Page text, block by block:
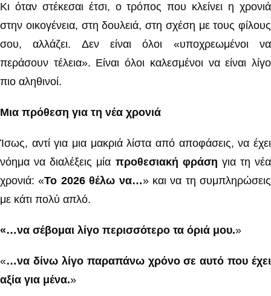
Κι όταν στέκεσαι έτσι, ο τρόπος που κλείνει η χρονιά
στην οικογένεια, στη δουλειά, στη σχέση με τους φίλους
σου, αλλάζει. Δεν είναι όλοι «υποχρεωμένοι να
περάσουν τέλεια». Είναι όλοι καλεσμένοι να είναι λίγο
πιο αληθινοί.
Μια πρόθεση για τη νέα χρονιά
Ίσως, αντί για μια μακριά λίστα από αποφάσεις, να έχει
νόημα να διαλέξεις μία προθεσιακή φράση για τη νέα
χρονιά: «Το 2026 θέλω να…» και να τη συμπληρώσεις
με κάτι πολύ απλό.
«…να σέβομαι λίγο περισσότερο τα όριά μου.»
«…να δίνω λίγο παραπάνω χρόνο σε αυτό που έχει
αξία για μένα.»